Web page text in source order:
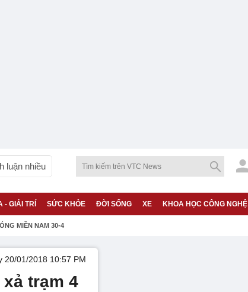
luận nhiều
- GIẢI TRÍ SỨC KHỎE ĐỜI SỐNG XE KHOA HỌC CÔNG NGHỆ
MIỀN NAM 30-4
20/01/2018 10:57 PM
trạm 4